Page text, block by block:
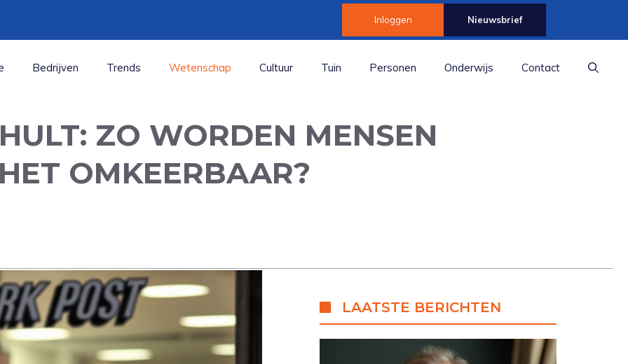
Inloggen Nieuwsbrief
Bedrijven Trends Wetenschap Cultuur Tuin Personen Onderwijs Contact
ZO WORDEN MENSEN
OMKEERBAAR?
LAATSTE BERICHTEN